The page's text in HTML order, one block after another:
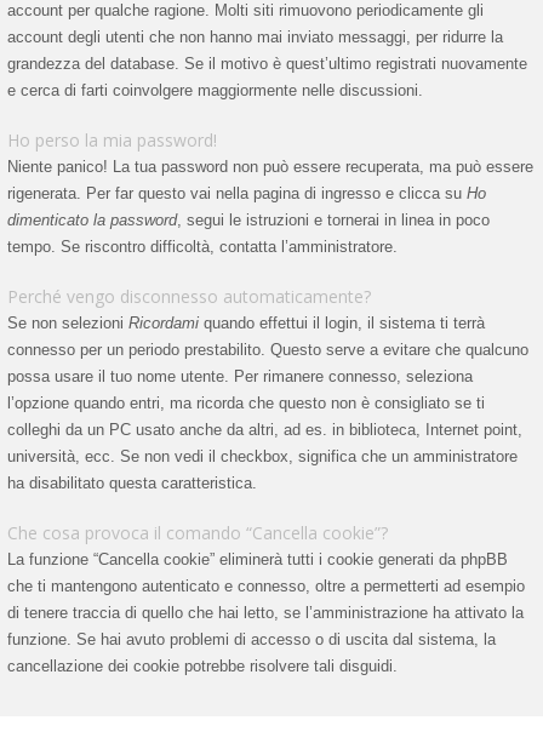
account per qualche ragione. Molti siti rimuovono periodicamente gli
account degli utenti che non hanno mai inviato messaggi, per ridurre la
grandezza del database. Se il motivo è quest’ultimo registrati nuovamente
e cerca di farti coinvolgere maggiormente nelle discussioni.
Ho perso la mia password!
Niente panico! La tua password non può essere recuperata, ma può essere
rigenerata. Per far questo vai nella pagina di ingresso e clicca su Ho
dimenticato la password, segui le istruzioni e tornerai in linea in poco
tempo. Se riscontro difficoltà, contatta l’amministratore.
Perché vengo disconnesso automaticamente?
Se non selezioni Ricordami quando effettui il login, il sistema ti terrà
connesso per un periodo prestabilito. Questo serve a evitare che qualcuno
possa usare il tuo nome utente. Per rimanere connesso, seleziona
l’opzione quando entri, ma ricorda che questo non è consigliato se ti
colleghi da un PC usato anche da altri, ad es. in biblioteca, Internet point,
università, ecc. Se non vedi il checkbox, significa che un amministratore
ha disabilitato questa caratteristica.
Che cosa provoca il comando “Cancella cookie”?
La funzione “Cancella cookie” eliminerà tutti i cookie generati da phpBB
che ti mantengono autenticato e connesso, oltre a permetterti ad esempio
di tenere traccia di quello che hai letto, se l’amministrazione ha attivato la
funzione. Se hai avuto problemi di accesso o di uscita dal sistema, la
cancellazione dei cookie potrebbe risolvere tali disguidi.